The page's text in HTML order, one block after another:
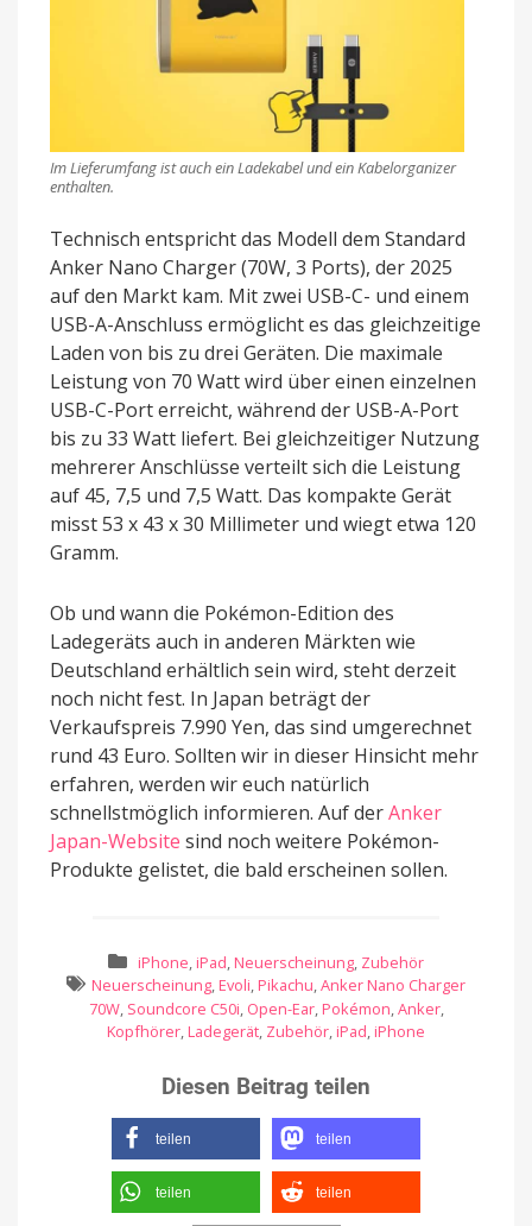
Im Lieferumfang ist auch ein Ladekabel und ein Kabelorganizer
enthalten.
Technisch entspricht das Modell dem Standard
Anker Nano Charger (70W, 3 Ports), der 2025
auf den Markt kam. Mit zwei USB-C- und einem
USB-A-Anschluss ermöglicht es das gleichzeitige
Laden von bis zu drei Geräten. Die maximale
Leistung von 70 Watt wird über einen einzelnen
USB-C-Port erreicht, während der USB-A-Port
bis zu 33 Watt liefert. Bei gleichzeitiger Nutzung
mehrerer Anschlüsse verteilt sich die Leistung
auf 45, 7,5 und 7,5 Watt. Das kompakte Gerät
misst 53 x 43 x 30 Millimeter und wiegt etwa 120
Gramm.
Ob und wann die Pokémon-Edition des
Ladegeräts auch in anderen Märkten wie
Deutschland erhältlich sein wird, steht derzeit
noch nicht fest. In Japan beträgt der
Verkaufspreis 7.990 Yen, das sind umgerechnet
rund 43 Euro. Sollten wir in dieser Hinsicht mehr
erfahren, werden wir euch natürlich
schnellstmöglich informieren. Auf derAnker
Japan-Website sind noch weitere Pokémon-
Produkte gelistet, die bald erscheinen sollen.
iPhone, iPad, Neuerscheinung, Zubehör
Neuerscheinung, Evoli, Pikachu,Anker Nano Charger
70W, Soundcore C50i, Open-Ear, Pokémon,Anker,
Kopfhörer, Ladegerät, Zubehör, iPad, iPhone
Diesen Beitrag teilen
teilen teilen
teilen teilen